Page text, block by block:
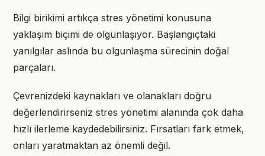
Bilgi birikimi artıkça stres yönetimi konusuna
yaklaşım biçimi de olgunlaşıyor. Başlangıçtaki
yanılgılar aslında bu olgunlaşma sürecinin doğal
parçaları.
Çevrenizdeki kaynakları ve olanakları doğru
değerlendirirseniz stres yönetimi alanında çok daha
hızlı ilerleme kaydedebilirsiniz. Fırsatları fark etmek,
onları yaratmaktan az önemli değil.